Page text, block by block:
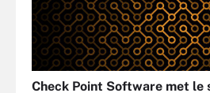
Check Point Software met le